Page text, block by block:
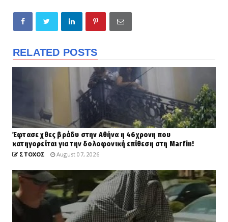
RELATED POSTS
Έφτασε χθες βράδυ στην Αθήνα η 46χρονη που
κατηγορείται για την δολοφονική επίθεση στη Marfin!
ΣΤΟΧΟΣ August 07, 2026